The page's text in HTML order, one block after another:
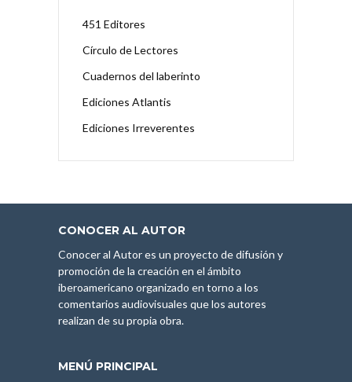
451 Editores
Círculo de Lectores
Cuadernos del laberinto
Ediciones Atlantis
Ediciones Irreverentes
CONOCER AL AUTOR
Conocer al Autor es un proyecto de difusión y
promoción de la creación en el ámbito
iberoamericano organizado en torno a los
comentarios audiovisuales que los autores
realizan de su propia obra.
MENÚ PRINCIPAL